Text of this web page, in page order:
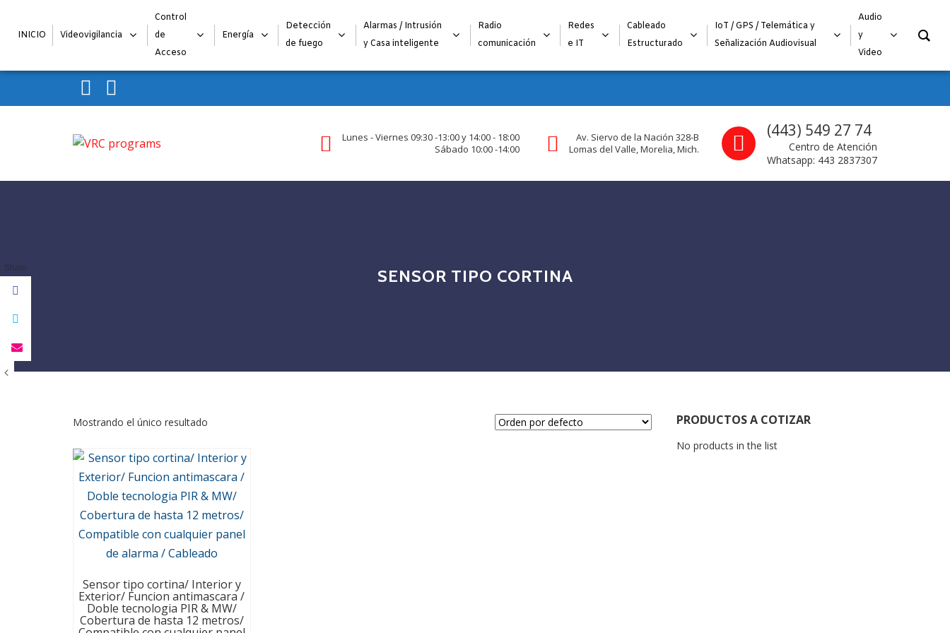
INICIO Videovigilancia
Control
de
Acceso
Energía
Detección
de fuego
Alarmas / Intrusión
y Casa inteligente
Radio
comunicación
Redes
e IT
Cableado
Estructurado
IoT / GPS / Telemática y
Señalización Audiovisual
Audio
y
Video
Skip to navigation
Call us
(443) 549 27 74
Centro de Atención
Whatsapp: 443 2837307
Av. Siervo de la Nación 328-B
Lomas del Valle, Morelia, Mich.
Lunes - Viernes 09:30 -13:00 y 14:00 - 18:00
Sábado 10:00 -14:00
SENSOR TIPO CORTINA
Mostrando el único resultado
Sensor tipo cortina/ Interior y
Exterior/ Funcion antimascara /
Doble tecnologia PIR & MW/
Cobertura de hasta 12 metros/
PRODUCTOS A COTIZAR
No products in the list
Share